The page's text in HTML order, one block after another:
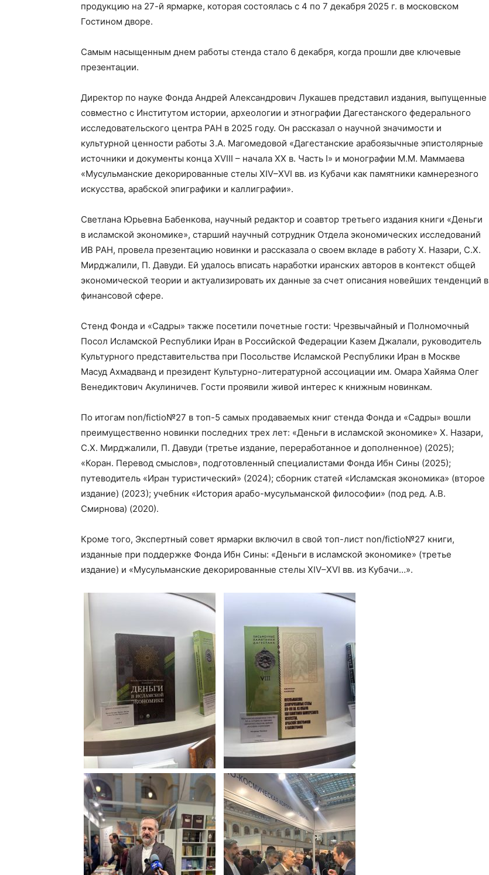
продукцию на 27-й ярмарке, которая состоялась с 4 по 7 декабря 2025 г. в московском
Гостином дворе.
Самым насыщенным днем работы стенда стало 6 декабря, когда прошли две ключевые
презентации.
Директор по науке Фонда Андрей Александрович Лукашев представил издания, выпущенные
совместно с Институтом истории, археологии и этнографии Дагестанского федерального
исследовательского центра РАН в 2025 году. Он рассказал о научной значимости и
культурной ценности работы З.А. Магомедовой «Дагестанские арабоязычные эпистолярные
источники и документы конца XVIII – начала ХХ в. Часть I» и монографии М.М. Маммаева
«Мусульманские декорированные стелы XIV–XVI вв. из Кубачи как памятники камнерезного
искусства, арабской эпиграфики и каллиграфии».
Светлана Юрьевна Бабенкова, научный редактор и соавтор третьего издания книги «Деньги
в исламской экономике», старший научный сотрудник Отдела экономических исследований
ИВ РАН, провела презентацию новинки и рассказала о своем вкладе в работу Х. Назари, С.Х.
Мирджалили, П. Давуди. Ей удалось вписать наработки иранских авторов в контекст общей
экономической теории и актуализировать их данные за счет описания новейших тенденций в
финансовой сфере.
Стенд Фонда и «Садры» также посетили почетные гости: Чрезвычайный и Полномочный
Посол Исламской Республики Иран в Российской Федерации Казем Джалали, руководитель
Культурного представительства при Посольстве Исламской Республики Иран в Москве
Масуд Ахмадванд и президент Культурно-литературной ассоциации им. Омара Хайяма Олег
Венедиктович Акулиничев. Гости проявили живой интерес к книжным новинкам.
По итогам non/fictio№27 в топ-5 самых продаваемых книг стенда Фонда и «Садры» вошли
преимущественно новинки последних трех лет: «Деньги в исламской экономике» Х. Назари,
С.Х. Мирджалили, П. Давуди (третье издание, переработанное и дополненное) (2025);
«Коран. Перевод смыслов», подготовленный специалистами Фонда Ибн Сины (2025);
путеводитель «Иран туристический» (2024); сборник статей «Исламская экономика» (второе
издание) (2023); учебник «История арабо-мусульманской философии» (под ред. А.В.
Смирнова) (2020).
Кроме того, Экспертный совет ярмарки включил в свой топ-лист non/fictio№27 книги,
изданные при поддержке Фонда Ибн Сины: «Деньги в исламской экономике» (третье
издание) и «Мусульманские декорированные стелы XIV–XVI вв. из Кубачи…».